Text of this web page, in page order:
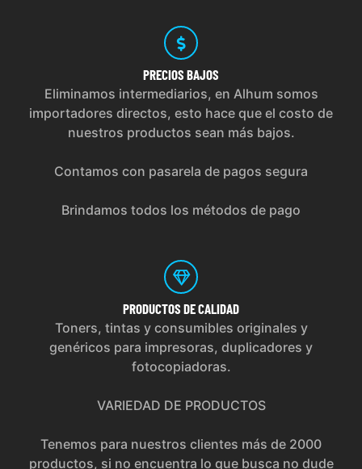
PRECIOS BAJOS
Eliminamos intermediarios, en Alhum somos
importadores directos, esto hace que el costo de
nuestros productos sean más bajos.
Contamos con pasarela de pagos segura
Brindamos todos los métodos de pago
PRODUCTOS DE CALIDAD
Toners, tintas y consumibles originales y
genéricos para impresoras, duplicadores y
fotocopiadoras.
VARIEDAD DE PRODUCTOS
Tenemos para nuestros clientes más de 2000
productos, si no encuentra lo que busca no dude